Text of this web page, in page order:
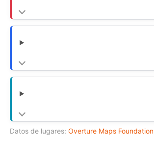
Datos de lugares: Overture Maps Foundation